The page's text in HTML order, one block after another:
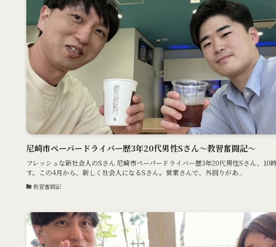
尼崎市ペーパードライバー歴3年20代男性Sさん〜教習奮闘記〜
フレッシュな新社会人のSさん 尼崎市ペーパードライバー歴3年20代男性Sさん、10
す。この4月から、新しく社会人になるSさん。営業さんで、外回りがあ...
教習奮闘記